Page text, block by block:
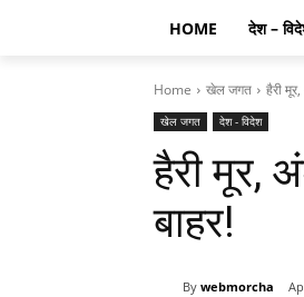
HOME देश –
Home खेल जगत हैरी
खेल जगत देश - विदेश
हैरी मूर,
बाहर!
By webmorcha